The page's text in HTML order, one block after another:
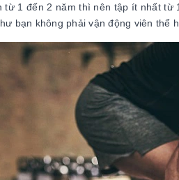
từ 1 đến 2 năm thì nên tập ít nhất
bạn không phải vận động viên thể